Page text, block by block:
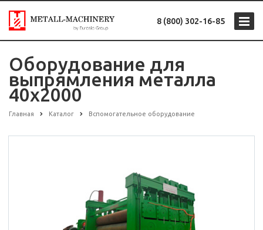
8 (800) 302-16-85
Оборудование для
выпрямления металла
40х2000
Главная Каталог Вспомогательное оборудование